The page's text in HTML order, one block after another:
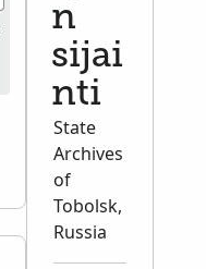
n
sijai
nti
State
Archives
of
Tobolsk,
Russia